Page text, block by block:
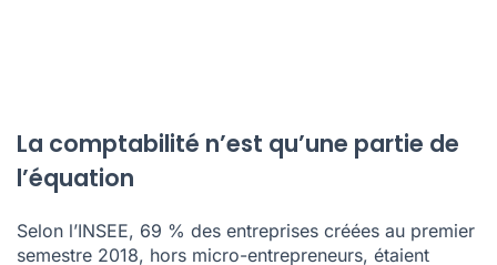
Selon l’INSEE, 69 % des entreprises créées au premier
semestre 2018, hors micro-entrepreneurs, étaient
encore actives cinq ans après leur création ; chez les
sous ce régime au bout de cinq ans[4][5].